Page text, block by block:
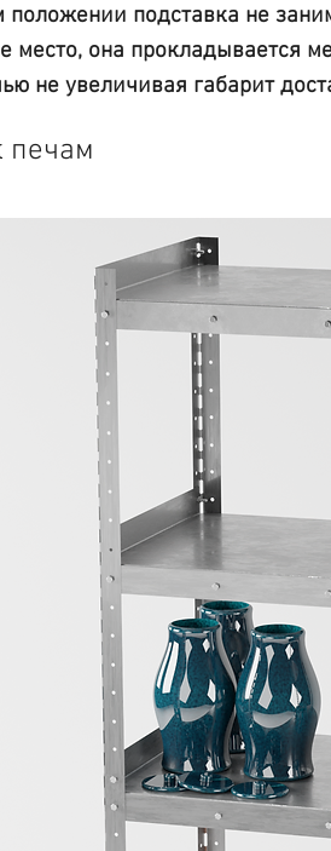
положении подставка не
место, она прокладывается
не увеличивая габарит
печам